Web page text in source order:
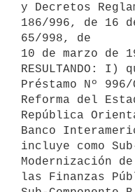
y Decretos
186/996, de 16
65/998, de
10 de marzo de
RESULTANDO:
Préstamo Nº
Reforma del
República
Banco
incluye como
Modernización
las Finanzas